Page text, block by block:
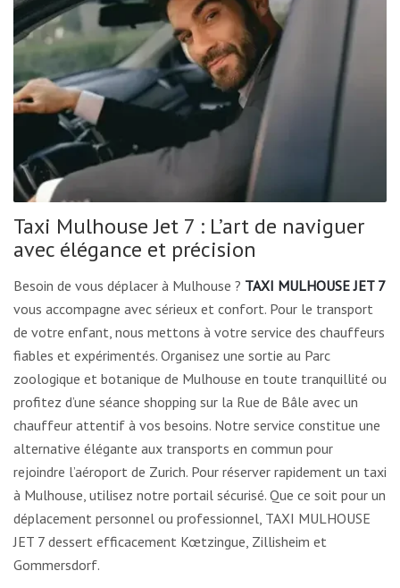
Taxi Mulhouse Jet 7 : L’art de naviguer
avec élégance et précision
Besoin de vous déplacer à Mulhouse ? TAXI MULHOUSE JET 7
vous accompagne avec sérieux et confort. Pour le transport
de votre enfant, nous mettons à votre service des chauffeurs
fiables et expérimentés. Organisez une sortie au Parc
zoologique et botanique de Mulhouse en toute tranquillité ou
profitez d’une séance shopping sur la Rue de Bâle avec un
chauffeur attentif à vos besoins. Notre service constitue une
alternative élégante aux transports en commun pour
rejoindre l’aéroport de Zurich. Pour réserver rapidement un taxi
à Mulhouse, utilisez notre portail sécurisé. Que ce soit pour un
déplacement personnel ou professionnel, TAXI MULHOUSE
JET 7 dessert efficacement Kœtzingue, Zillisheim et
Gommersdorf.